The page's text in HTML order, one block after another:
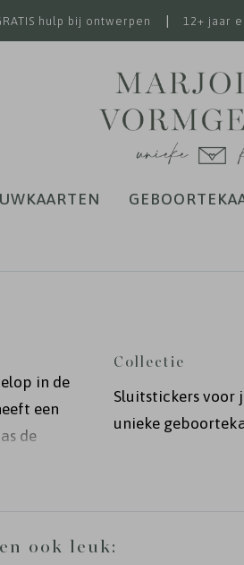
hulp bij ontwerpen 12+ jaar
in de
een
de
Collectie
Sluitstickers voor
unieke
ook leuk: